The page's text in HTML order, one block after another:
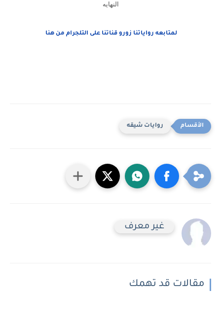
النهايه
لمتابعه رواياتنا زورو قناتنا على التلجرام من هنا
روايات شيقه
غير معرف
مقالات قد تهمك